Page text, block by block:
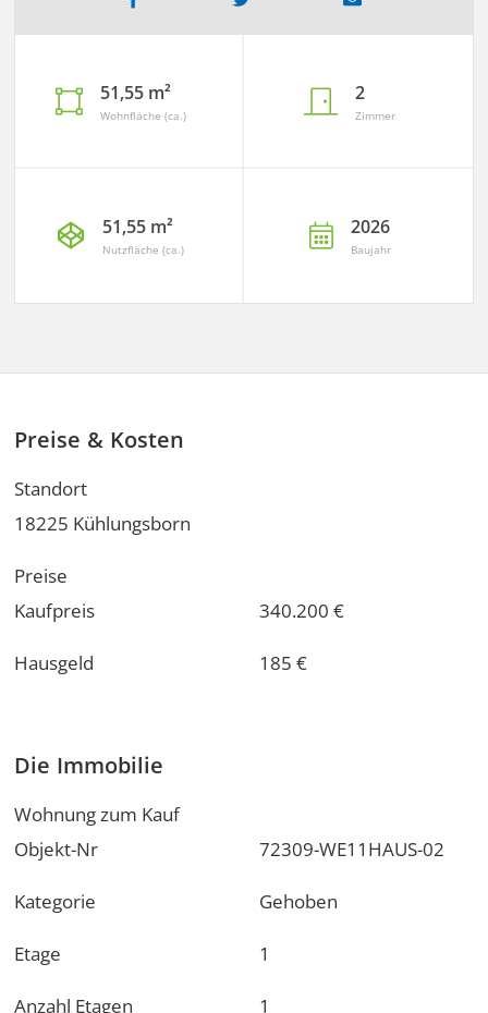
51,55 m²
Wohnfläche (ca.)
2
Zimmer
51,55 m²
Nutzfläche (ca.)
2026
Baujahr
Preise & Kosten
Standort
18225 Kühlungsborn
Preise
Kaufpreis
340.200 €
Hausgeld 185 €
Die Immobilie
Wohnung zum Kauf
Objekt-Nr
72309-WE11HAUS-02
Kategorie Gehoben
Etage 1
Anzahl Etagen 1